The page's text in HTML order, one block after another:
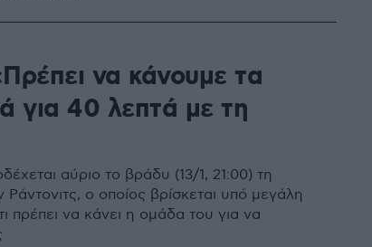
να κάνουμε τα
για 40 λεπτά με τη
αύριο το βράδυ (13/1, 21:00) τη
Ράντονιτς, ο οποίος βρίσκεται υπό μεγάλη
πρέπει να κάνει η ομάδα του για να